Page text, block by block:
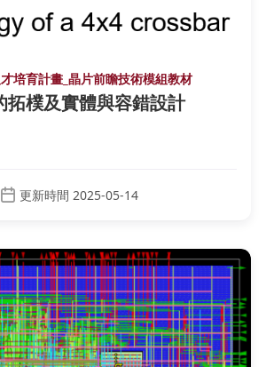
培育計畫_晶片前瞻技術模組教材
拓樸及實體與容錯設計
更新時間 2025-05-14